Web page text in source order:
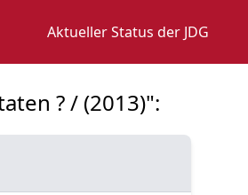
Aktueller Status der JDG
? / (2013)":